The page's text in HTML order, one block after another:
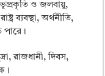
ভূপ্রকৃতি ও জলবায়ু,
ব্যবস্থা, অর্থনীতি,
পারে।
রাজধানী, দিবস,